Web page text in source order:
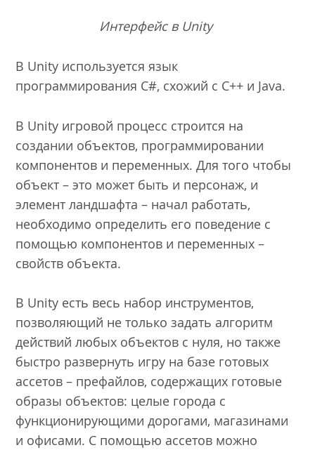
Интерфейс в Unity
В Unity используется язык
программирования С#, схожий с С++ и Java.
В Unity игровой процесс строится на
создании объектов, программировании
компонентов и переменных. Для того чтобы
объект – это может быть и персонаж, и
элемент ландшафта – начал работать,
необходимо определить его поведение с
помощью компонентов и переменных –
свойств объекта.
В Unity есть весь набор инструментов,
позволяющий не только задать алгоритм
действий любых объектов с нуля, но также
быстро развернуть игру на базе готовых
ассетов – префайлов, содержащих готовые
образы объектов: целые города с
функционирующими дорогами, магазинами
и офисами. С помощью ассетов можно